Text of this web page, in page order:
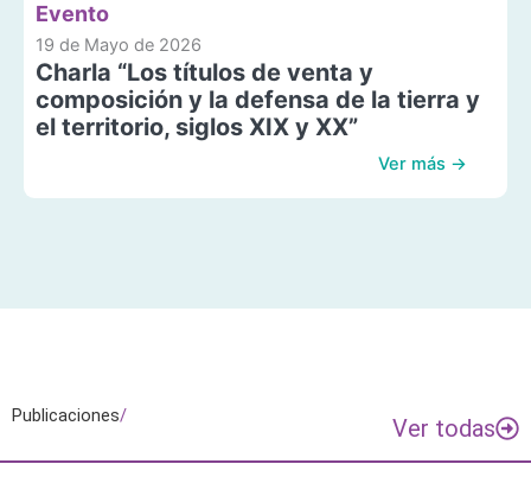
Evento
19 de Mayo de 2026
Charla “Los títulos de venta y
composición y la defensa de la tierra y
el territorio, siglos XIX y XX”
Ver más →
Publicaciones/ Ver todas